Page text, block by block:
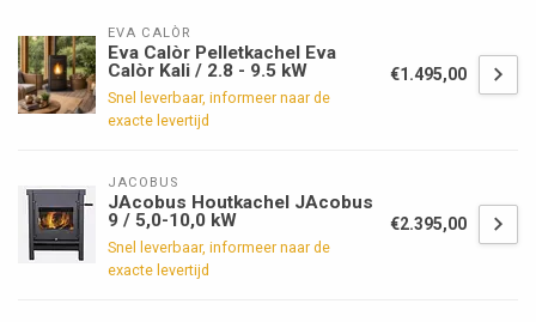
EVA CALÒR
Eva Calòr Pelletkachel Eva
Calòr Kali / 2.8 - 9.5 kW
Snel leverbaar, informeer naar de
exacte levertijd
€1.495,00
JACOBUS
JAcobus Houtkachel JAcobus
9 / 5,0-10,0 kW
Snel leverbaar, informeer naar de
exacte levertijd
€2.395,00